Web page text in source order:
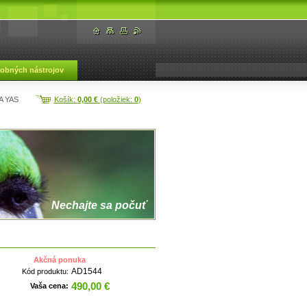
nástrojov
Košík: 0,00 €(položiek: 0)
YAS
Nechajte sa počuť
Akčná ponuka
Kód produktu: AD1544
Vaša cena: 490,00 €